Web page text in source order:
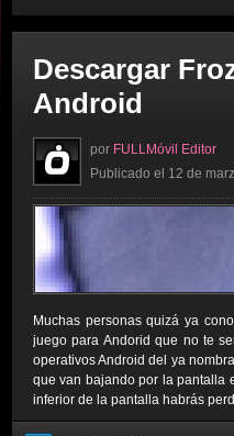
Descargar
Android
por FULLMóvil Editor
Publicado el 12 de
Muchas personas quizá ya
juego para Andorid que no te
operativos Android del ya
que van bajando por la pantalla
inferior de la pantalla habrás